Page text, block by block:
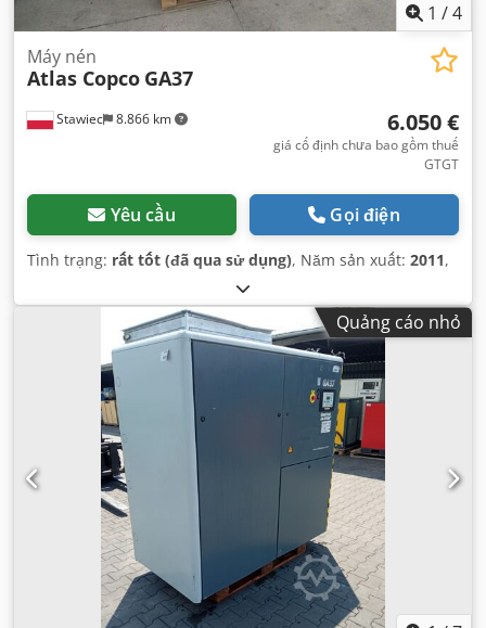
1 /4
Stawiec 8.866 km
Máy nén
Atlas Copco GA37
6.050 €
giá cố định chưa bao gồm thuế
GTGT
Yêu cầu Gọi điện
Tình trạng: rất tốt (đã qua sử dụng), Năm sản xuất: 2011,
Quảng cáo nhỏ